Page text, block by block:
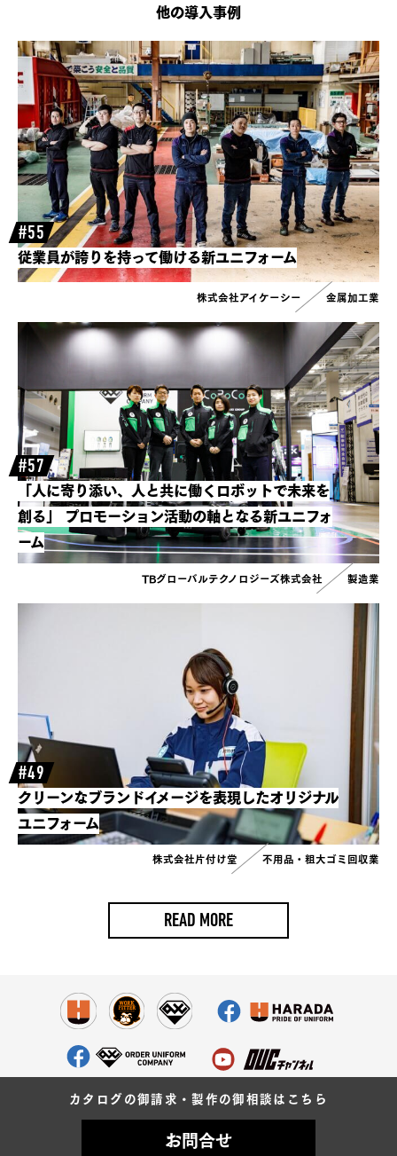
他の導入事例
#55
従業員が誇りを持って働ける新ユニフォーム
株式会社アイケーシー 金属加工業
#57
「人に寄り添い、人と共に働くロボットで未来を
創る」 プロモーション活動の軸となる新ユニフォ
ーム
TBグローバルテクノロジーズ株式会社 製造業
#49
クリーンなブランドイメージを表現したオリジナル
ユニフォーム
株式会社片付け堂 不用品・粗大ゴミ回収業
READ MORE
カタログの御請求・製作の御相談はこちら
お問合せ